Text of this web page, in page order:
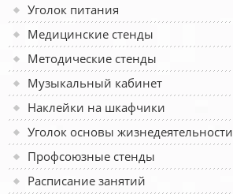
Уголок питания
Медицинские стенды
Методические стенды
Музыкальный кабинет
Наклейки на шкафчики
Уголок основы жизнедеятельности
Профсоюзные стенды
Расписание занятий